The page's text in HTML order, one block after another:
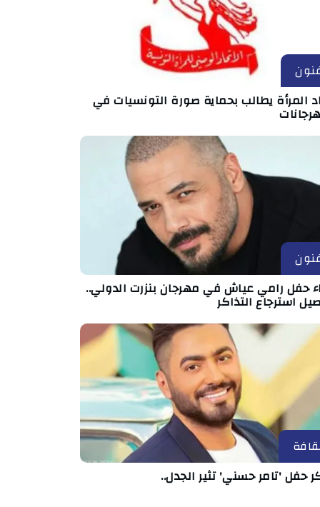
المرأة يطالب بحماية صورة التونسيات في
حفل رامي عياش في مهرجان بنزرت الدولي..
استرجاع التذاكر
حفل 'تامر حسني' تثير الجدل..